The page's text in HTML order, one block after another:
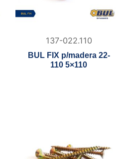
137-022.110
BUL FIX p/madera 22-
110 5×110